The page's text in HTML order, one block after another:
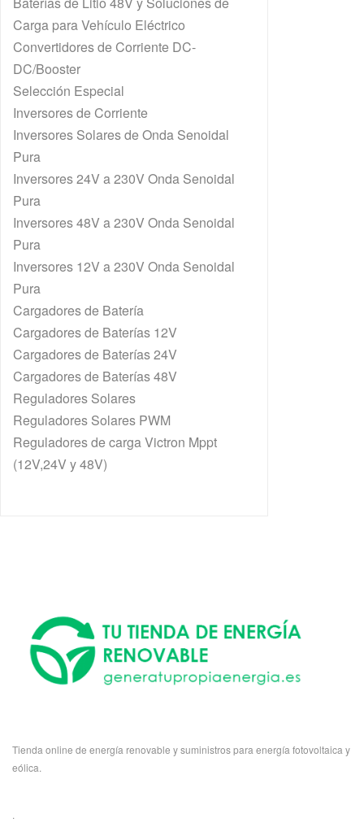
Carga para Vehículo Eléctrico
Convertidores de Corriente DC-
DC/Booster
Selección Especial
Inversores de Corriente
Inversores Solares de Onda Senoidal
Pura
Inversores 24V a 230V Onda Senoidal
Pura
Inversores 48V a 230V Onda Senoidal
Pura
Inversores 12V a 230V Onda Senoidal
Pura
Cargadores de Batería
Cargadores de Baterías 12V
Cargadores de Baterías 24V
Cargadores de Baterías 48V
Reguladores Solares
Reguladores Solares PWM
Reguladores de carga Victron Mppt
(12V,24V y 48V)
Tienda online de energía renovable y suministros para energía fotovoltaica y
eólica.
.